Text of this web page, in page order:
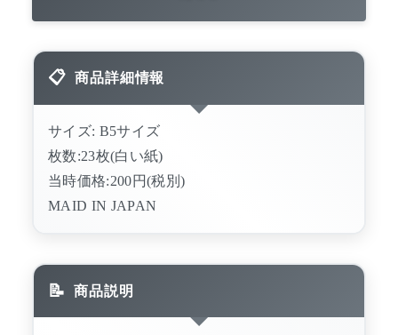
商品詳細情報
サイズ: B5サイズ
枚数:23枚(白い紙)
当時価格:200円(税別)
MAID IN JAPAN
商品説明